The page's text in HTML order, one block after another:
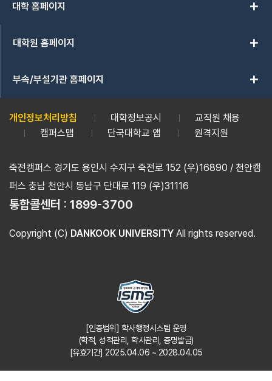
대학 홈페이지 add
대학원 홈페이지 add
부속/부설기관 홈페이지 add
개인정보처리방침 대학정보공시
교직원 채용
캠퍼스맵
단국대학교 앱 원격지원
죽전캠퍼스 경기도 용인시 수지구 죽전로 152 (우)16890 / 천안캠
퍼스 충남 천안시 동남구 단대로 119 (우)31116
통합콜센터 : 1899-3700
Copyright (C) DANKOOK UNIVERSITY All rights reserved.
[인증범위] 학사행정시스템 운영
(학적, 성적관리, 학사관리, 증명발급)
[유효기간] 2025.04.06 ~ 2028.04.05